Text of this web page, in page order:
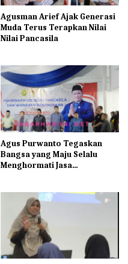
Agusman Arief Ajak Generasi
Muda Terus Terapkan Nilai
Nilai Pancasila
Agus Purwanto Tegaskan
Bangsa yang Maju Selalu
Menghormati Jasa